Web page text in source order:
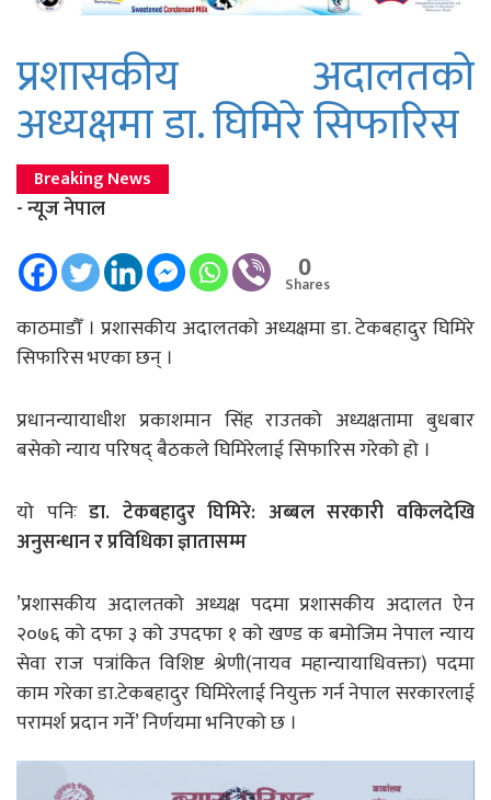
प्रशासकीय अदालतको
अध्यक्षमा डा. घिमिरे सिफारिस
Breaking News
- न्यूज नेपाल
0
Shares
काठमाडौँ । प्रशासकीय अदालतको अध्यक्षमा डा. टेकबहादुर घिमिरे
सिफारिस भएका छन् ।
प्रधानन्यायाधीश प्रकाशमान सिंह राउतको अध्यक्षतामा बुधबार
बसेको न्याय परिषद् बैठकले घिमिरेलाई सिफारिस गरेको हो ।
यो पनिःडा. टेकबहादुर घिमिरे: अब्बल सरकारी वकिलदेखि
अनुसन्धान र प्रविधिका ज्ञातासम्म
’प्रशासकीय अदालतको अध्यक्ष पदमा प्रशासकीय अदालत ऐन
२०७६ को दफा ३ को उपदफा १ को खण्ड क बमोजिम नेपाल न्याय
सेवा राज पत्रांकित विशिष्ट श्रेणी(नायव महान्यायाधिवक्ता) पदमा
काम गरेका डा.टेकबहादुर घिमिरेलाई नियुक्त गर्न नेपाल सरकारलाई
परामर्श प्रदान गर्ने’ निर्णयमा भनिएको छ ।